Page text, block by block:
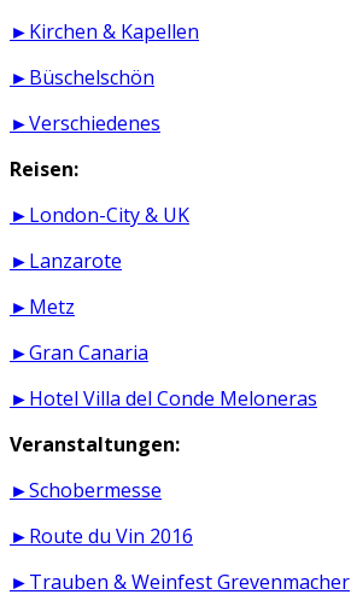
►Kirchen & Kapellen
►Büschelschön
►Verschiedenes
Reisen:
►London-City & UK
►Lanzarote
►Metz
►Gran Canaria
►Hotel Villa del Conde Meloneras
Veranstaltungen:
►Schobermesse
►Route du Vin 2016
►Trauben & Weinfest Grevenmacher